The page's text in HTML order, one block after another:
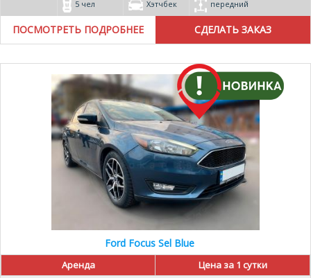
5 чел Хэтчбек передний
ПОСМОТРЕТЬ ПОДРОБНЕЕ
Ford Focus Sel Blue
Аренда
Цена за 1 сутки